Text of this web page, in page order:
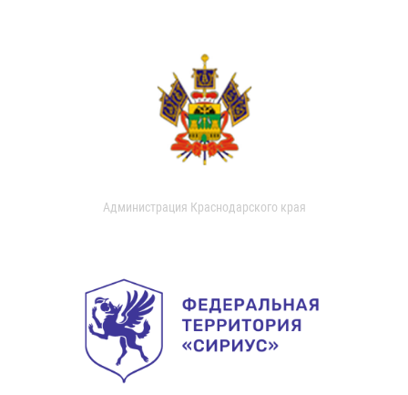
Администрация Краснодарского края